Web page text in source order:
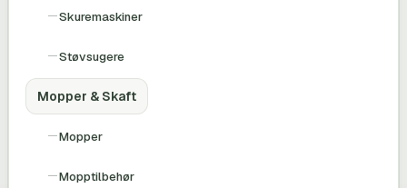
Skuremaskiner
Støvsugere
Mopper & Skaft
Mopper
Mopptilbehør